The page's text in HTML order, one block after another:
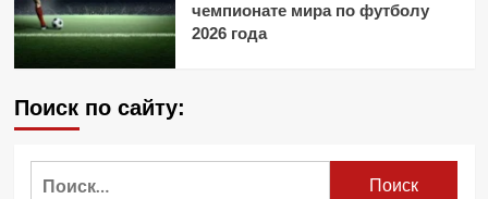
чемпионате мира по футболу
2026 года
Поиск по сайту: